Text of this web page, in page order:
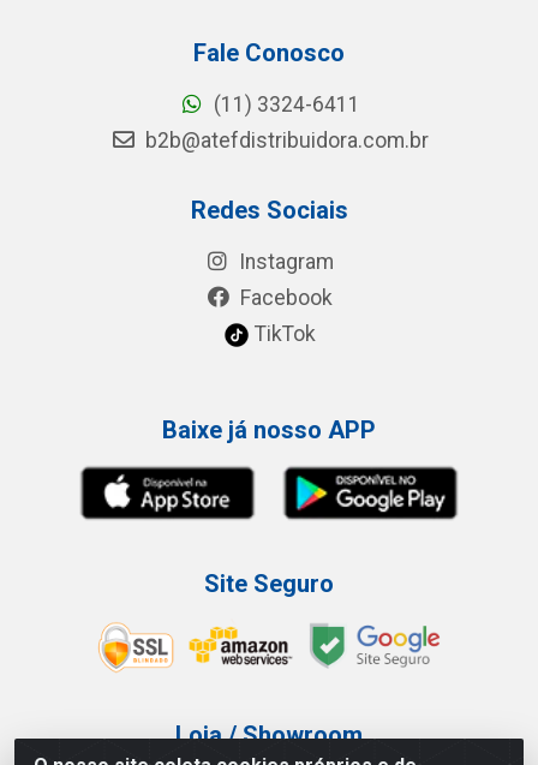
Fale Conosco
(11) 3324-6411
b2b@atefdistribuidora.com.br
Redes Sociais
Instagram
Facebook
TikTok
Baixe já nosso APP
Site Seguro
Loja / Showroom